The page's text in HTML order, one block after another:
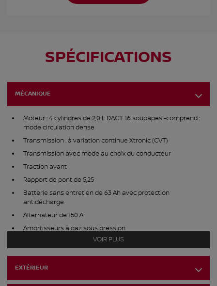
SPÉCIFICATIONS
MÉCANIQUE
Moteur : 4 cylindres de 2,0 L DACT 16 soupapes -comprend :
mode circulation dense
Transmission : à variation continue Xtronic (CVT)
Transmission avec mode au choix du conducteur
Traction avant
Rapport de pont de 5,25
Batterie sans entretien de 63 Ah avec protection
antidécharge
Alternateur de 150 A
Amortisseurs à gaz sous pression
Barre antiroulis avant et arrière
Direction à assistance électrique en fonction de la vitesse
Réservoir de carburant de 46,9 L
Système d'échappement simple en acier inoxydable
VOIR PLUS
EXTÉRIEUR